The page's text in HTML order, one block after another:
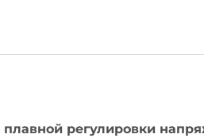
300
плавной регулировки